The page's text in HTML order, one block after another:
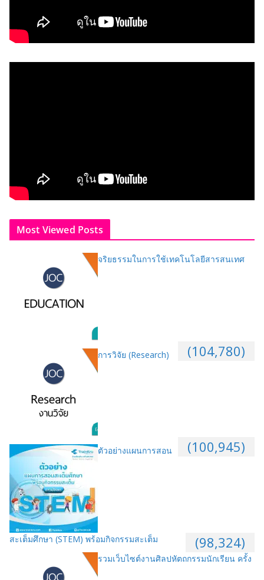
Most Viewed Posts
จริยธรรมในการใช้เทคโนโลยีสารสนเทศ
(104,780)
การวิจัย (Research)
(100,945)
ตัวอย่างแผนการสอน
สะเต็มศึกษา (STEM) พร้อมกิจกรรมสะเต็ม (98,324)
รวมเว็บไซต์งานศิลปหัตถกรรมนักเรียน ครั้ง